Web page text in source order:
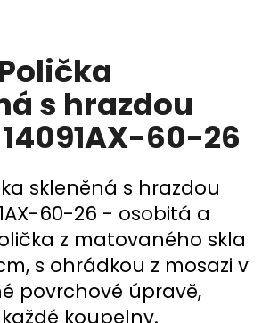
s hrazdou
60-26
skleněná s hrazdou
60-26 - osobitá a
z matovaného skla
s ohrádkou z mosazi v
povrchové úpravě,
koupelny.
HLEDAT